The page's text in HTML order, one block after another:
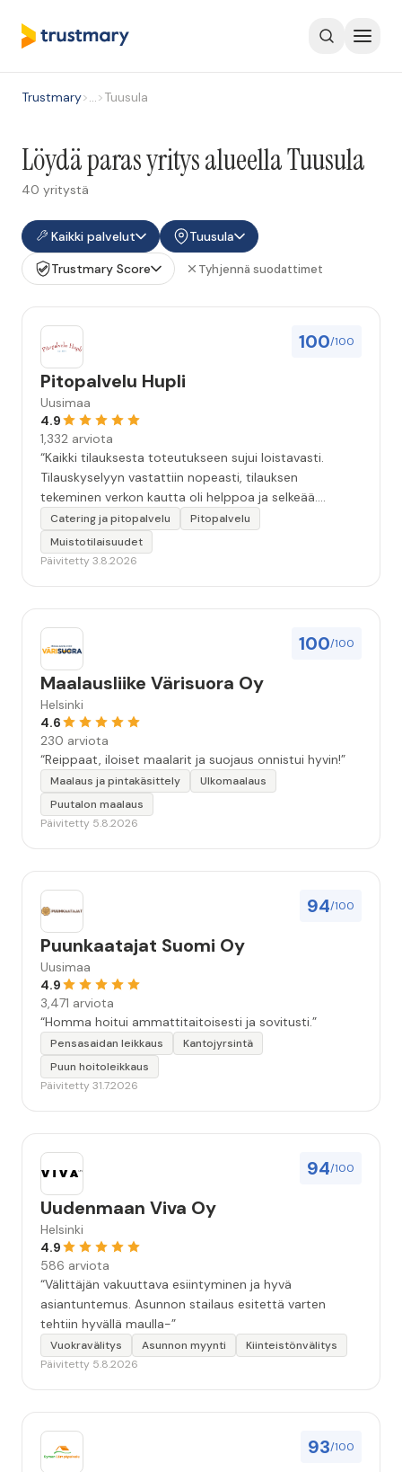
Trustmary>…>Tuusula
Löydä paras yritys alueella Tuusula
40 yritystä
Kaikki palvelut
Tuusula
Trustmary Score
Tyhjennä suodattimet
100/100
Pitopalvelu Hupli
Uusimaa
4.9
1,332 arviota
“Kaikki tilauksesta toteutukseen sujui loistavasti.
Tilauskyselyyn vastattiin nopeasti, tilauksen
tekeminen verkon kautta oli helppoa ja selkeää.
Kävimme tilauksen vielä kahteen kertaan puhelimessa
läpi, että kaikki seikat oltiin varmasti huomioitu.
Tilaisuudessa tarjoilija oli todella ammatti-ihminen.
Catering ja pitopalvelu
Pitopalvelu
Muistotilaisuudet
Päivitetty 3.8.2026
100/100
Maalausliike Värisuora Oy
Helsinki
4.6
230 arviota
“Reippaat, iloiset maalarit ja suojaus onnistui hyvin!”
Maalaus ja pintakäsittely
Ulkomaalaus
Puutalon maalaus
Päivitetty 5.8.2026
94/100
Puunkaatajat Suomi Oy
Uusimaa
4.9
3,471 arviota
“Homma hoitui ammattitaitoisesti ja sovitusti.”
Pensasaidan leikkaus
Kantojyrsintä
Puun hoitoleikkaus
Päivitetty 31.7.2026
94/100
Uudenmaan Viva Oy
Helsinki
4.9
586 arviota
“Välittäjän vakuuttava esiintyminen ja hyvä
asiantuntemus. Asunnon stailaus esitettä varten
tehtiin hyvällä maulla-”
Vuokravälitys Asunnon myynti
Kiinteistönvälitys
Päivitetty 5.8.2026
93/100